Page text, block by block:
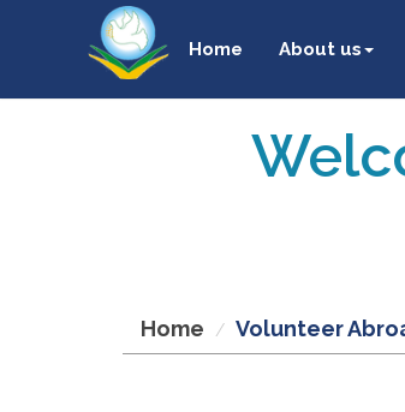
Home About us
Home Volunteer